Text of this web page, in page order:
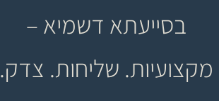
בסייעתא דשמיא –
מקצועיות. שליחות. צדק.